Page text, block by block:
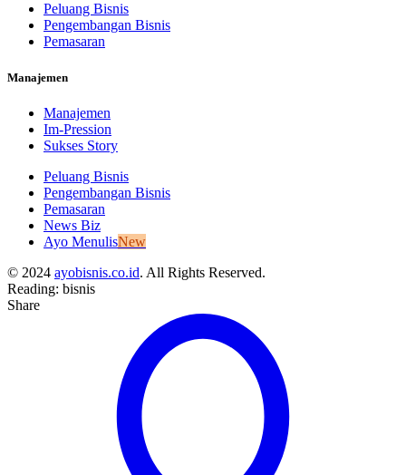
Peluang Bisnis
Pengembangan Bisnis
Pemasaran
Manajemen
Manajemen
Im-Pression
Sukses Story
Peluang Bisnis
Pengembangan Bisnis
Pemasaran
News Biz
Ayo MenulisNew
© 2024 ayobisnis.co.id. All Rights Reserved.
Reading: bisnis
Share